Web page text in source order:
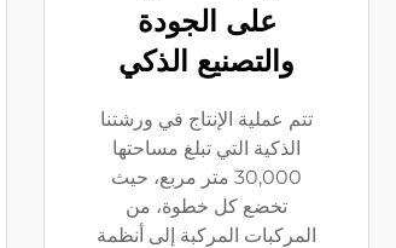
على الجودة
والتصنيع الذكي
تتم عملية الإنتاج في ورشتنا
الذكية التي تبلغ مساحتها
30,000 متر مربع، حيث
تخضع كل خطوة، من
المركبات المركبة إلى أنظمة